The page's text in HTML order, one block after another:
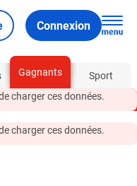
Connexion
Gagnants
Sport
charger ces données.
charger ces données.